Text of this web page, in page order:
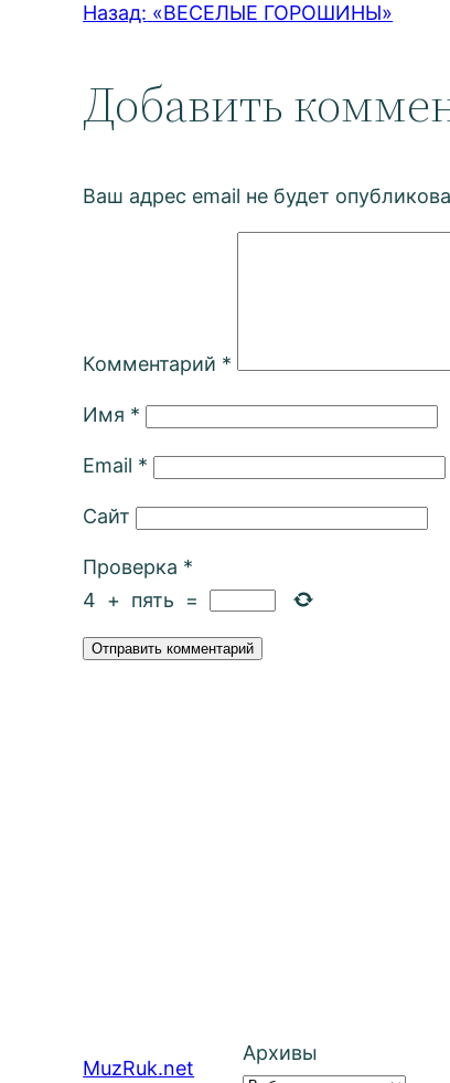
Назад: «ВЕСЕЛЫЕ ГОРОШИНЫ»
Добавить
Ваш адрес email не будет
Комментарий *
Имя *
Email *
Сайт
Проверка *
4 + пять =
MuzRuk.net
Архивы